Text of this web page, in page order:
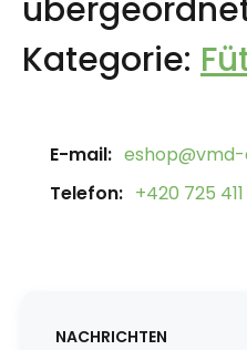
Kategorie:
E-mail:
Telefon: +420 725
NACHRICHTEN